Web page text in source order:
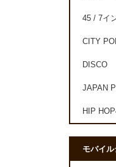
45 / 7イ
CITY
DISCO
JAPAN
HIP
モバイ